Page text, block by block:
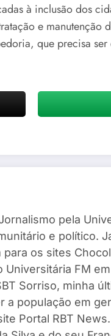
à inclusão dos
e manutenção
que precisa ser
pela
e político.
os sites
FM
Sorriso, minha
população em
Portal RBT